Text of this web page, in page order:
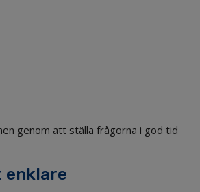
genom att ställa frågorna i god tid
enklare